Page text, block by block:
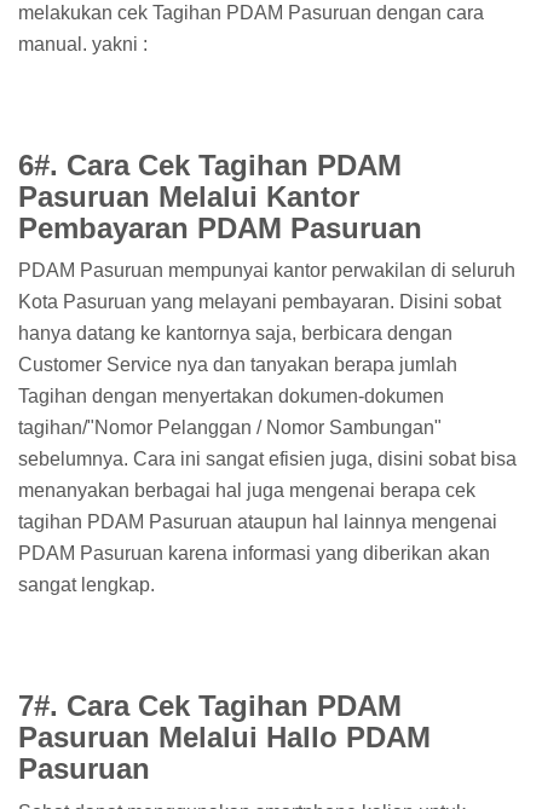
melakukan cek Tagihan PDAM Pasuruan dengan cara
manual. yakni :
6#. Cara Cek Tagihan PDAM
Pasuruan Melalui Kantor
Pembayaran PDAM Pasuruan
PDAM Pasuruan mempunyai kantor perwakilan di seluruh
Kota Pasuruan yang melayani pembayaran. Disini sobat
hanya datang ke kantornya saja, berbicara dengan
Customer Service nya dan tanyakan berapa jumlah
Tagihan dengan menyertakan dokumen-dokumen
tagihan/"Nomor Pelanggan / Nomor Sambungan"
sebelumnya. Cara ini sangat efisien juga, disini sobat bisa
menanyakan berbagai hal juga mengenai berapa cek
tagihan PDAM Pasuruan ataupun hal lainnya mengenai
PDAM Pasuruan karena informasi yang diberikan akan
sangat lengkap.
7#. Cara Cek Tagihan PDAM
Pasuruan Melalui Hallo PDAM
Pasuruan